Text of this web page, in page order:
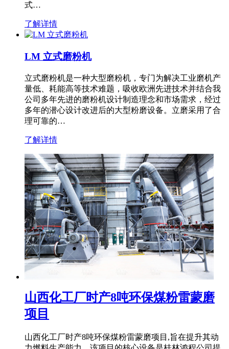
式…
了解详情
LM 立式磨粉机
立式磨粉机是一种大型磨粉机，专门为解决工业磨机产
量低、耗能高等技术难题，吸收欧洲先进技术并结合我
公司多年先进的磨粉机设计制造理念和市场需求，经过
多年的潜心设计改进后的大型粉磨设备。立磨采用了合
理可靠的…
了解详情
山西化工厂时产8吨环保煤粉雷蒙磨
项目
山西化工厂时产8吨环保煤粉雷蒙磨项目,旨在提升其动